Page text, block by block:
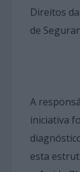
Direitos
de
A
iniciativa
esta